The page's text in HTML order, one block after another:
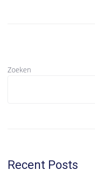
Zoeken
Recent Posts